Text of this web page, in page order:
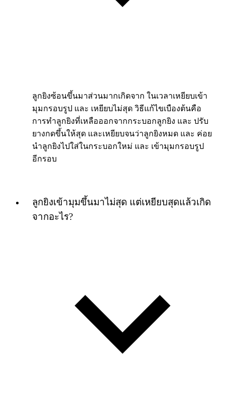
ลูกยิงซ้อนขึ้นมาส่วนมากเกิดจาก ในเวลาเหยียบเข้า
มุมกรอบรูป และ เหยียบไม่สุด วิธีแก้ไขเบืองต้นคือ
การทำลูกยิงที่เหลือออกจากกระบอกลูกยิง และ ปรับ
ยางกดขึ้นให้สุด และเหยียบจนว่าลูกยิงหมด และ ค่อย
นำลูกยิงไปใส่ในกระบอกใหม่ และ เข้ามุมกรอบรูป
อีกรอบ
ลูกยิงเข้ามุมขึ้นมาไม่สุด แต่เหยียบสุดแล้วเกิด
จากอะไร?